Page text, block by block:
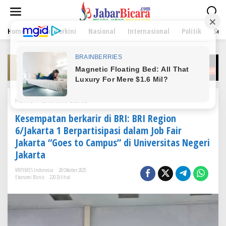
t
Home Jabar Terkini Nasional Internasional Politik
Home Ekonomi Bisnis
e
s
e
m
p
r
Kesempatan berkarir di BRI: BRI Region
6/Jakarta 1 Berpartisipasi dalam Job Fair
Jakarta “Goes to Campus” di Universitas Negeri
Jakarta
VRITIMES Indonesia
28 Oktober 2025
Ekonomi Bisnis
220 Dilihat